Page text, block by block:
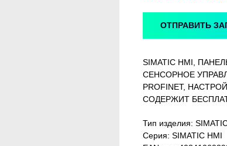
ОТПРАВИТЬ
SIMATIC HMI,
СЕНСОРНОЕ
PROFINET,
СОДЕРЖИТ
Тип изделия:
Серия: SIMATIC HMI